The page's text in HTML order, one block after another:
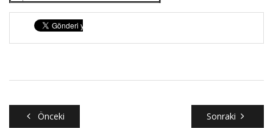
Önceki Sonraki